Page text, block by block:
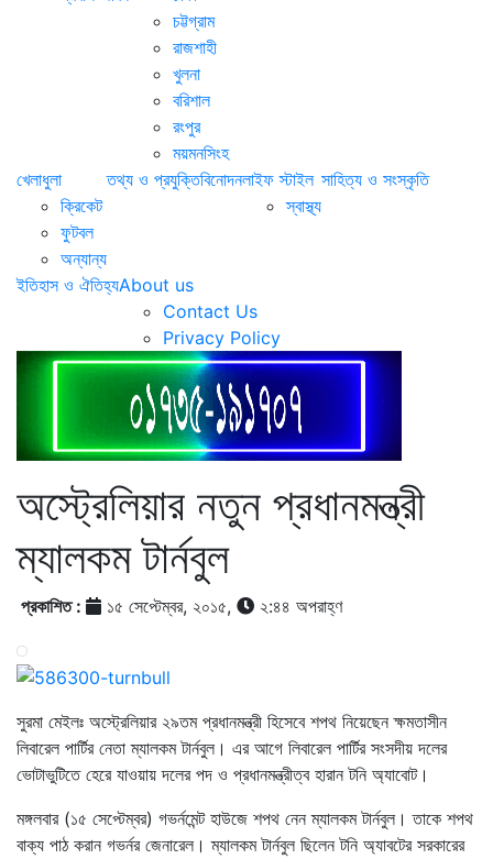
চট্টগ্রাম
রাজশাহী
খুলনা
বরিশাল
রংপুর
ময়মনসিংহ
খেলাধুলা
ক্রিকেট
ফুটবল
অন্যান্য
তথ্য ও প্রযুক্তিবিনোদনলাইফ স্টাইল
স্বাস্থ্য
সাহিত্য ও সংস্কৃতি
ইতিহাস ও ঐতিহ্যAbout us
Contact Us
Privacy Policy
অস্ট্রেলিয়ার নতুন প্রধানমন্ত্রী
ম্যালকম টার্নবুল
প্রকাশিত : ১৫ সেপ্টেম্বর, ২০১৫, ২:৪৪ অপরাহ্ণ
সুরমা মেইলঃ অস্ট্রেলিয়ার ২৯তম প্রধানমন্ত্রী হিসেবে শপথ নিয়েছেন ক্ষমতাসীন
লিবারেল পার্টির নেতা ম্যালকম টার্নবুল। এর আগে লিবারেল পার্টির সংসদীয় দলের
ভোটাভুটিতে হেরে যাওয়ায় দলের পদ ও প্রধানমন্ত্রীত্ব হারান টনি অ্যাবোট।
মঙ্গলবার (১৫ সেপ্টেম্বর) গভর্নমেন্ট হাউজে শপথ নেন ম্যালকম টার্নবুল। তাকে শপথ
বাক্য পাঠ করান গভর্নর জেনারেল। ম্যালকম টার্নবুল ছিলেন টনি অ্যাবটের সরকারের